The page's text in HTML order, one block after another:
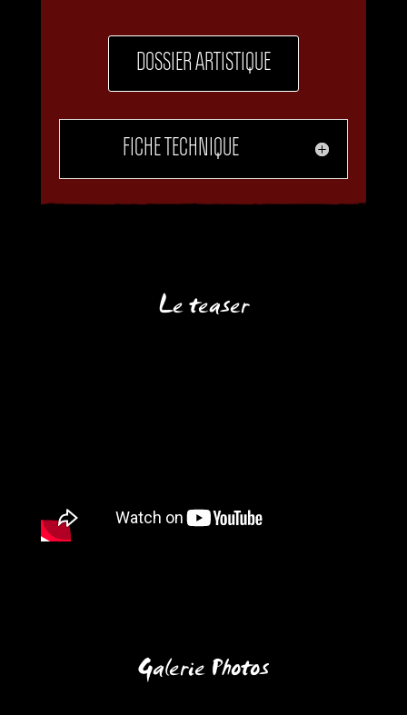
DOSSIER ARTISTIQUE
FICHE TECHNIQUE
Le teaser
Galerie Photos